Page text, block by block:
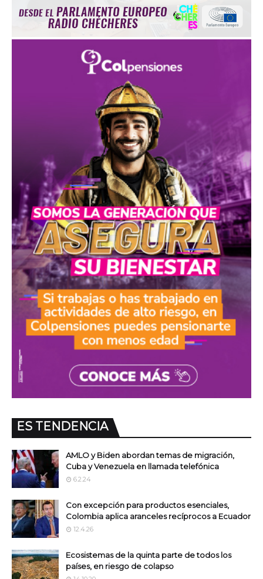
ES TENDENCIA
AMLO y Biden abordan temas de migración,
Cuba y Venezuela en llamada telefónica
6.2.24
Con excepción para productos esenciales,
Colombia aplica aranceles recíprocos a Ecuador
12.4.26
Ecosistemas de la quinta parte de todos los
países, en riesgo de colapso